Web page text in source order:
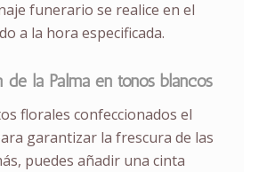
funerario se realice en el
a la hora especificada.
de la Palma en tonos blancos
florales confeccionados el
garantizar la frescura de las
puedes añadir una cinta